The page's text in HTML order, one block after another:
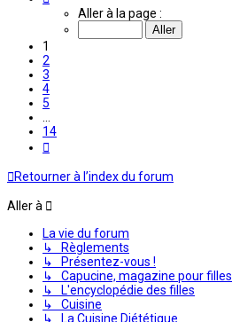
Aller à la page :
1
2
3
4
5
14
Retourner à l’index du forum
Aller à
La vie du forum
↳ Règlements
↳ Présentez-vous !
↳ Capucine, magazine pour filles
↳ L'encyclopédie des filles
↳ Cuisine
↳ La Cuisine Diététique